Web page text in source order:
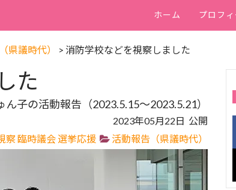
ホーム プロフ
県議時代） > 消防学校などを視察しました
た
ん子の活動報告（2023.5.15～2023.5.21）
2023年05月22日 公開
察臨時議会 選挙応援 活動報告（県議時代）